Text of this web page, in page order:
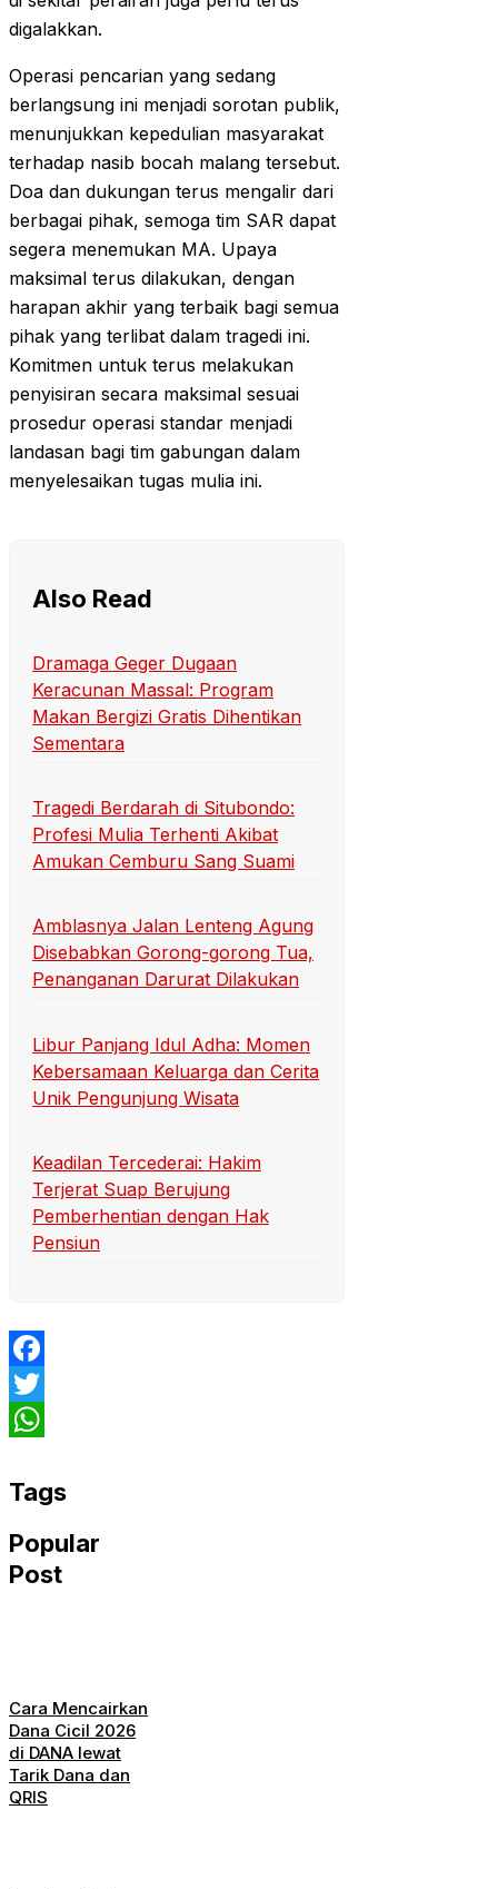
digalakkan.
Operasi pencarian yang sedang
berlangsung ini menjadi sorotan publik,
menunjukkan kepedulian masyarakat
terhadap nasib bocah malang tersebut.
Doa dan dukungan terus mengalir dari
berbagai pihak, semoga tim SAR dapat
segera menemukan MA. Upaya
maksimal terus dilakukan, dengan
harapan akhir yang terbaik bagi semua
pihak yang terlibat dalam tragedi ini.
Komitmen untuk terus melakukan
penyisiran secara maksimal sesuai
prosedur operasi standar menjadi
landasan bagi tim gabungan dalam
menyelesaikan tugas mulia ini.
Also Read
Dramaga Geger Dugaan
Keracunan Massal: Program
Makan Bergizi Gratis Dihentikan
Sementara
Tragedi Berdarah di Situbondo:
Profesi Mulia Terhenti Akibat
Amukan Cemburu Sang Suami
Amblasnya Jalan Lenteng Agung
Disebabkan Gorong-gorong Tua,
Penanganan Darurat Dilakukan
Libur Panjang Idul Adha: Momen
Kebersamaan Keluarga dan Cerita
Unik Pengunjung Wisata
Keadilan Tercederai: Hakim
Terjerat Suap Berujung
Pemberhentian dengan Hak
Pensiun
Facebook
Twitter
Tags
Popular
Post
Cara Mencairkan
Dana Cicil 2026
di DANA lewat
Tarik Dana dan
QRIS